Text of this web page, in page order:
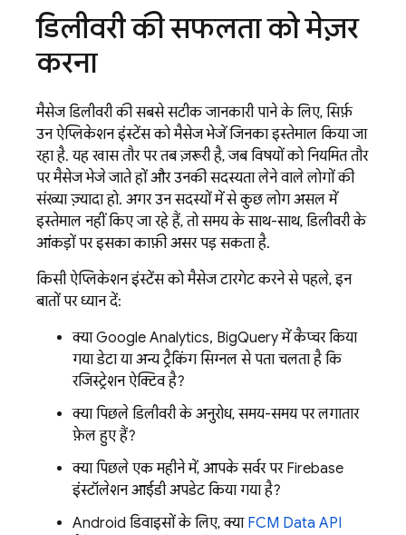
डिलीवरी की सफलता को मेज़र
करना
मैसेज डिलीवरी की सबसे सटीक जानकारी पाने के लिए, सिर्फ़
उन ऐप्लिकेशन इंस्टेंस को मैसेज भेजें जिनका इस्तेमाल किया जा
रहा है. यह खास तौर पर तब ज़रूरी है, जब विषयों को नियमित तौर
पर मैसेज भेजे जाते हों और उनकी सदस्यता लेने वाले लोगों की
संख्या ज़्यादा हो. अगर उन सदस्यों में से कुछ लोग असल में
इस्तेमाल नहीं किए जा रहे हैं, तो समय के साथ-साथ, डिलीवरी के
आंकड़ों पर इसका काफ़ी असर पड़ सकता है.
किसी ऐप्लिकेशन इंस्टेंस को मैसेज टारगेट करने से पहले, इन
बातों पर ध्यान दें:
क्या Google Analytics, BigQuery में कैप्चर किया
गया डेटा या अन्य ट्रैकिंग सिग्नल से पता चलता है कि
रजिस्ट्रेशन ऐक्टिव है?
क्या पिछले डिलीवरी के अनुरोध, समय-समय पर लगातार
फ़ेल हुए हैं?
क्या पिछले एक महीने में, आपके सर्वर पर Firebase
इंस्टॉलेशन आईडी अपडेट किया गया है?
Android डिवाइसों के लिए, क्या FCM Data API